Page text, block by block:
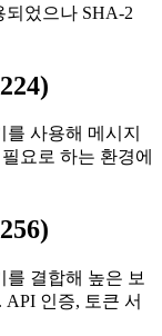
었으나 SHA-2
사용해 메시지
요로 하는 환경에
를 결합해 높은 보
인증, 토큰 서